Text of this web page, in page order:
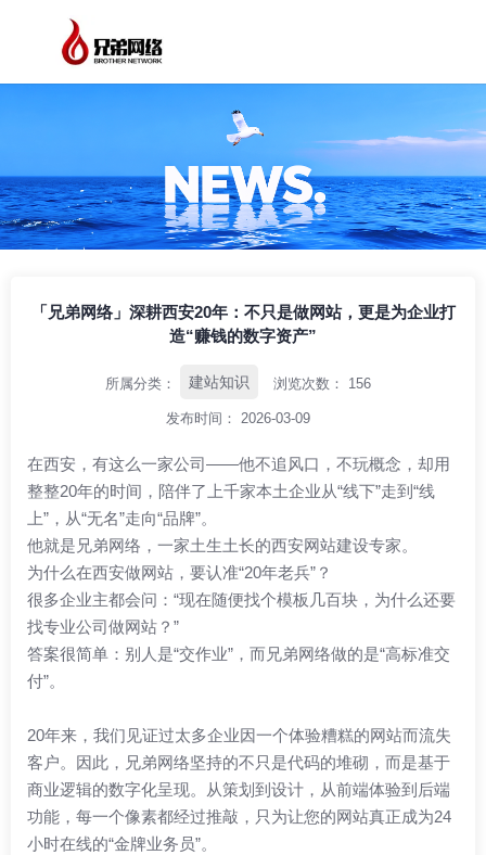
「兄弟网络」深耕西安20年：不只是做网站，更是为企业打
造“赚钱的数字资产”
所属分类： 建站知识 浏览次数： 156
发布时间： 2026-03-09
在西安，有这么一家公司——他不追风口，不玩概念，却用
整整20年的时间，陪伴了上千家本土企业从“线下”走到“线
上”，从“无名”走向“品牌”。
他就是兄弟网络，一家土生土长的西安网站建设专家。
为什么在西安做网站，要认准“20年老兵”？
很多企业主都会问：“现在随便找个模板几百块，为什么还要
找专业公司做网站？”
答案很简单：别人是“交作业”，而兄弟网络做的是“高标准交
付”。
20年来，我们见证过太多企业因一个体验糟糕的网站而流失
客户。因此，兄弟网络坚持的不只是代码的堆砌，而是基于
商业逻辑的数字化呈现。从策划到设计，从前端体验到后端
功能，每一个像素都经过推敲，只为让您的网站真正成为24
小时在线的“金牌业务员”。